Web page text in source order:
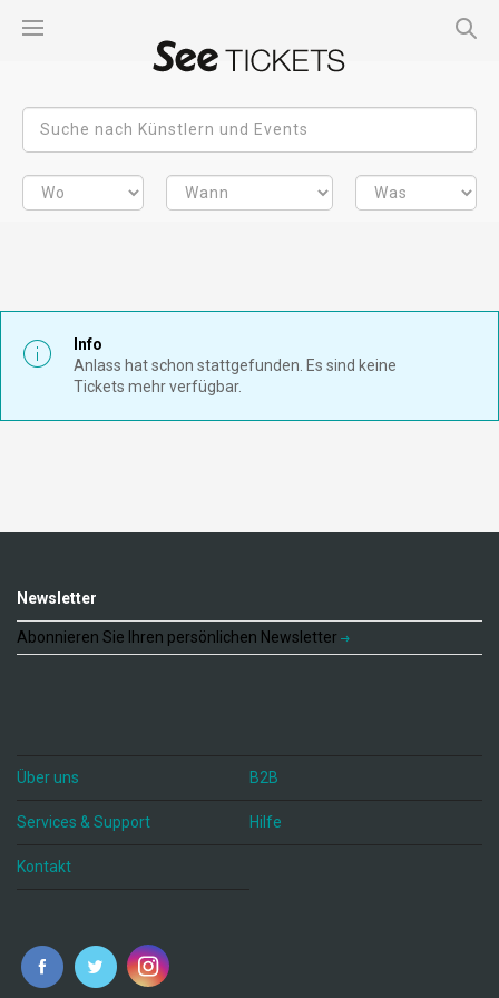
Info
Anlass hat schon stattgefunden. Es sind keine
Tickets mehr verfügbar.
Newsletter
Abonnieren Sie Ihren persönlichen Newsletter
Über uns B2B
Services & Support Hilfe
Kontakt